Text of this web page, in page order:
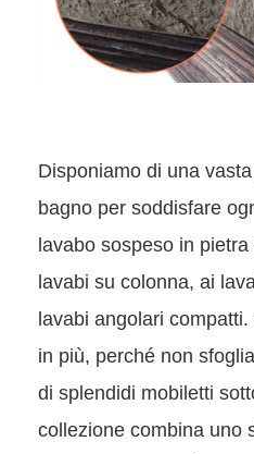
Disponiamo di una
bagno per soddisfare
lavabo sospeso in
lavabi su colonna, ai
lavabi angolari
in più, perché non
di splendidi mobiletti
collezione combina uno